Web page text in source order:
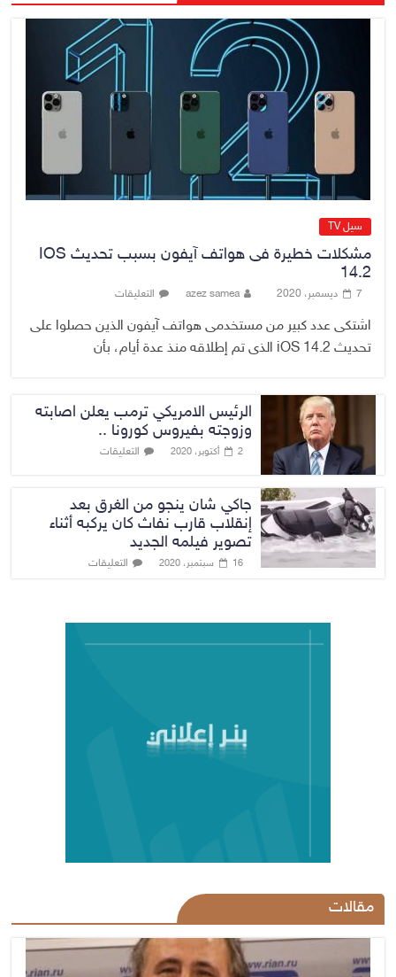
القضاء الأعلى: القبض على عدد من
موظفي بلدية الناصرية ومعقبين
ضبطت بحوزتهم مستندات وأختام
مزورة
سيل TV
مشكلات خطيرة فى هواتف آيفون بسبب تحديث IOS
14.2
7 ديسمبر، 2020 azez samea التعليقات
اشتكى عدد كبير من مستخدمى هواتف آيفون الذين حصلوا على
تحديث iOS 14.2 الذى تم إطلاقه منذ عدة أيام، بأن
الرئيس الامريكي ترمب يعلن اصابته
وزوجته بفيروس كورونا ..
2 أكتوبر، 2020 التعليقات
جاكي شان ينجو من الغرق بعد
إنقلاب قارب نفاث كان يركبه أثناء
تصوير فيلمه الجديد
16 سبتمبر، 2020 التعليقات
مقالات